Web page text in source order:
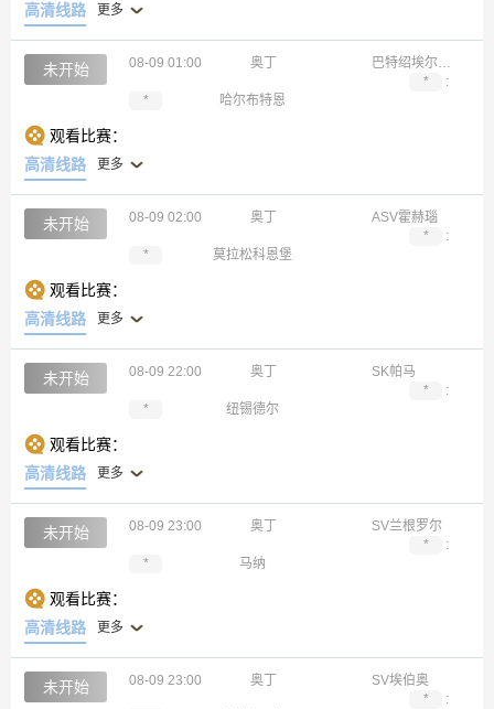
高清线路
更多
未开始 08-09 01:00 奥丁
巴特绍埃尔布鲁恩
*
:
*
哈尔布特恩
观看比赛：
高清线路
更多
未开始 08-09 02:00 奥丁
ASV霍赫瑙
*
:
*
莫拉松科恩堡
观看比赛：
高清线路
更多
未开始 08-09 22:00 奥丁
SK帕马
*
:
*
纽锡德尔
观看比赛：
高清线路
更多
未开始 08-09 23:00 奥丁
SV兰根罗尔
*
:
*
马纳
观看比赛：
高清线路
更多
未开始 08-09 23:00 奥丁
SV埃伯奥
*
: